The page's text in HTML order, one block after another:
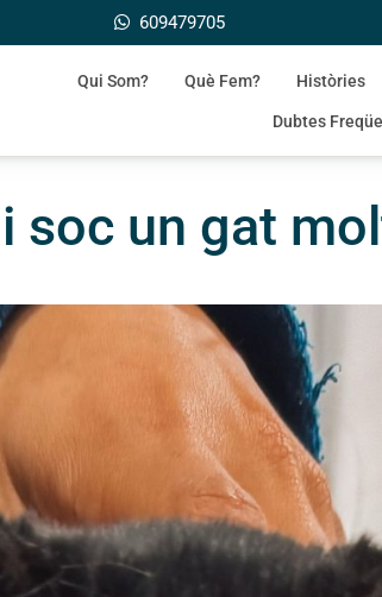
609479705
Qui Som? Què Fem? Històries
Dubtes
i soc un gat